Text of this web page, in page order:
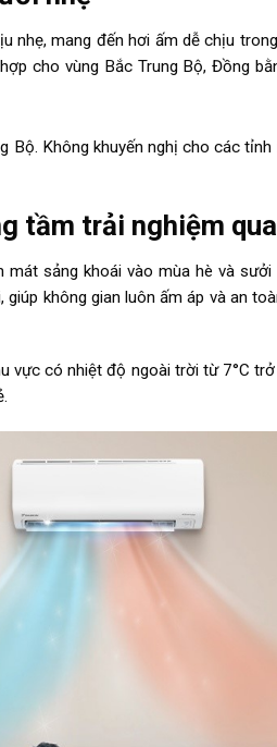
nhẹ, mang đến hơi ấm dễ chịu
cho vùng Bắc Trung Bộ, Đồng
Bộ. Không khuyến nghị cho các
tầm trải nghiệm
sảng khoái vào mùa hè và
không gian luôn ấm áp và an
vực có nhiệt độ ngoài trời từ 7°C